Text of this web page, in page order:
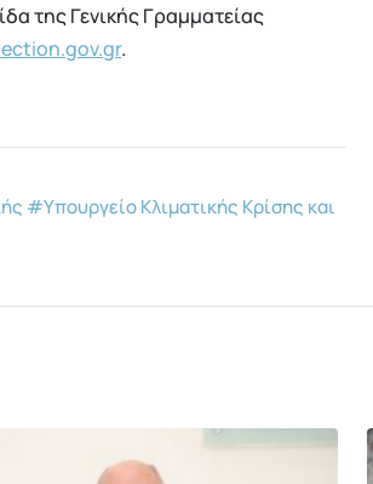
της Γενικής Γραμματείας
.
#Υπουργείο Κλιματικής Κρίσης και